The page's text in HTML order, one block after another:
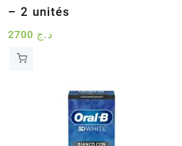
– 2 unités
د.ج